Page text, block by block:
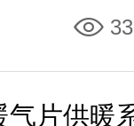
气片供暖